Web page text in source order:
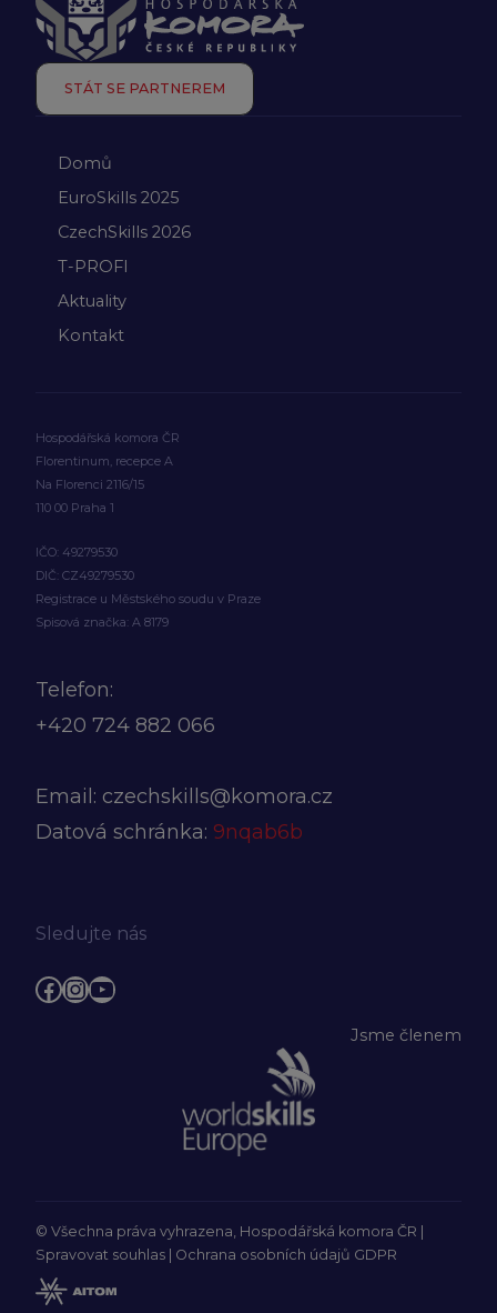
STÁT SE PARTNEREM
Domů
EuroSkills 2025
CzechSkills 2026
T-PROFI
Aktuality
Kontakt
Hospodářská komora ČR
Florentinum, recepce A
Na Florenci 2116/15
110 00 Praha 1
IČO: 49279530
DIČ: CZ49279530
Registrace u Městského soudu v Praze
Spisová značka: A 8179
Telefon:
+420 724 882 066
Email: czechskills@komora.cz
Datová schránka: 9nqab6b
Sledujte nás
Facebook
Instagram
YouTube
Jsme členem
© Všechna práva vyhrazena, Hospodářská komora ČR |
Spravovat souhlas
Ochrana osobních údajů GDPR